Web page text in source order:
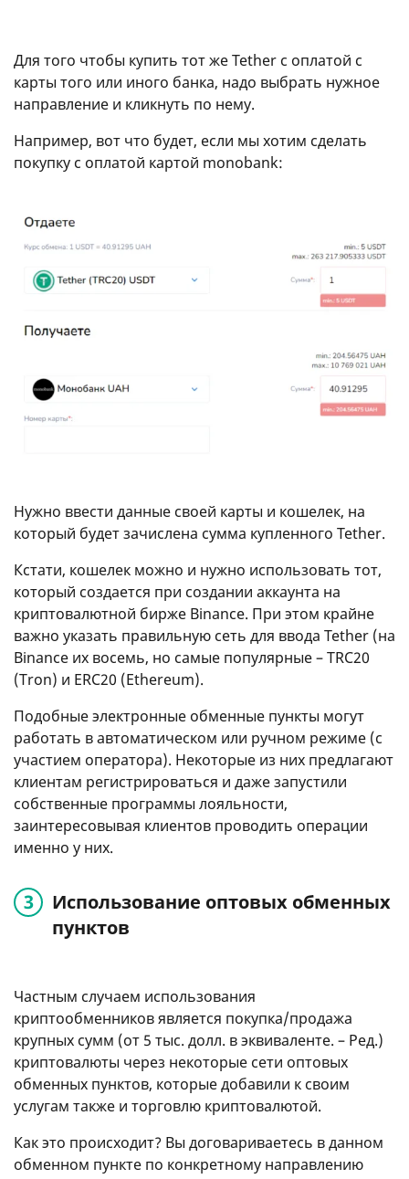
Для того чтобы купить тот же Tether с оплатой с
карты того или иного банка, надо выбрать нужное
направление и кликнуть по нему.
Например, вот что будет, если мы хотим сделать
покупку с оплатой картой monobank:
Нужно ввести данные своей карты и кошелек, на
который будет зачислена сумма купленного Tether.
Кстати, кошелек можно и нужно использовать тот,
который создается при создании аккаунта на
криптовалютной бирже Binance. При этом крайне
важно указать правильную сеть для ввода Tether (на
Binance их восемь, но самые популярные – TRC20
(Tron) и ERC20 (Ethereum).
Подобные электронные обменные пункты могут
работать в автоматическом или ручном режиме (с
участием оператора). Некоторые из них предлагают
клиентам регистрироваться и даже запустили
собственные программы лояльности,
заинтересовывая клиентов проводить операции
именно у них.
Использование оптовых обменных
пунктов
Частным случаем использования
криптообменников является покупка/продажа
крупных сумм (от 5 тыс. долл. в эквиваленте. – Ред.)
криптовалюты через некоторые сети оптовых
обменных пунктов, которые добавили к своим
услугам также и торговлю криптовалютой.
Как это происходит? Вы договариваетесь в данном
обменном пункте по конкретному направлению